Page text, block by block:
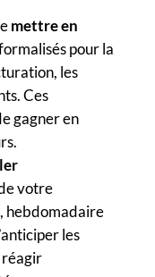
mettre en
pour la
les
Ces
gagner en
votre
hebdomadaire
les
réagir